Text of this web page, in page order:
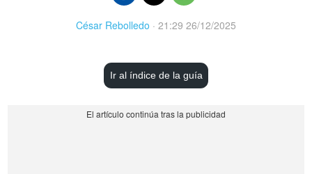
César Rebolledo · 21:29 26/12/2025
Ir al índice de la guía